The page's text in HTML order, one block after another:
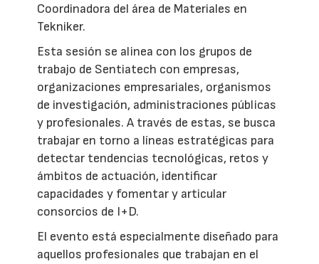
Coordinadora del área de Materiales en
Tekniker.
Esta sesión se alinea con los grupos de
trabajo de Sentiatech con empresas,
organizaciones empresariales, organismos
de investigación, administraciones públicas
y profesionales. A través de estas, se busca
trabajar en torno a líneas estratégicas para
detectar tendencias tecnológicas, retos y
ámbitos de actuación, identificar
capacidades y fomentar y articular
consorcios de I+D.
El evento está especialmente diseñado para
aquellos profesionales que trabajan en el